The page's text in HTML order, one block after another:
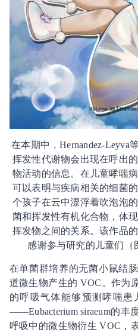
在本期中，Hernandez-Leyva
挥发性代谢物会出现在呼出
物活动的信息。在儿童哮喘
可以表明与疾病相关的细菌
个孩子在云中漂浮着吹泡泡
菌和挥发性有机化合物，体
挥发物之间的关系。该作品
感谢参与研究的儿童们（
在单菌群培养的无菌小鼠结
道微生物产生的 VOC。作为
的呼吸气体能够预测哮喘
——Eubacterium siraeum的丰
呼吸中的微生物衍生 VOC，